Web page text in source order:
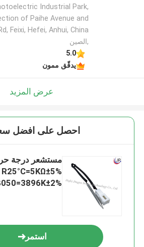
Industrial Park,
of Paihe Avenue and
Feixi, Hefei, Anhui, China
,الصين
5.0
يدقّق ممون
عرض المزيد
احصل على افضل
استمر